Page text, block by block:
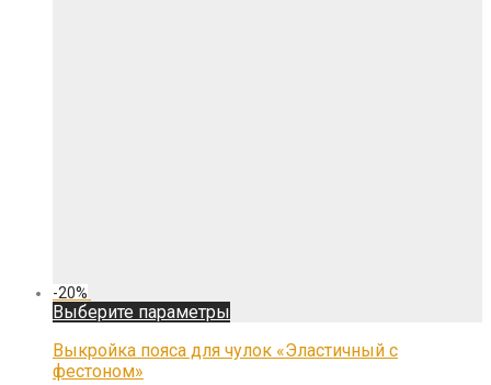
-20%
Выберите параметры
товар
имеет
несколько
Выкройка пояса для чулок «Эластичный с
фестоном»